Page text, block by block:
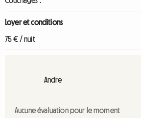
Loyer et conditions
75 € / nuit
Andre
Aucune évaluation pour le moment